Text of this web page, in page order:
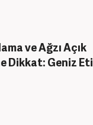
ve Ağzı Açık
Dikkat: Geniz Eti